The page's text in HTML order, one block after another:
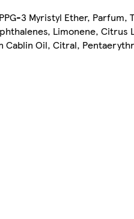
3 Myristyl Ether, Parfum,
Limonene, Citrus
Cablin Oil, Citral,